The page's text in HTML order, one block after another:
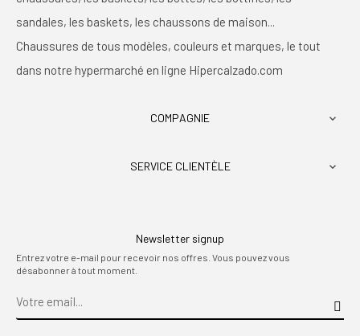
sandales, les baskets, les chaussons de maison...
Chaussures de tous modèles, couleurs et marques, le tout
dans notre hypermarché en ligne Hipercalzado.com
COMPAGNIE 
SERVICE CLIENTÈLE 
Newsletter signup
Entrez votre e-mail pour recevoir nos offres. Vous pouvez vous
désabonner à tout moment.